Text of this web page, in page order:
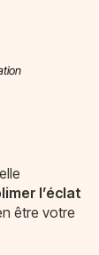
l’éclat
être votre